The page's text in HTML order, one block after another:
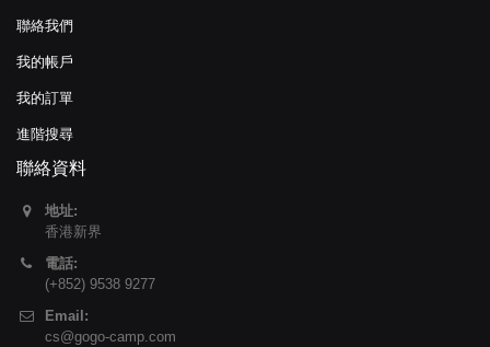
聯絡我們
我的帳戶
我的訂單
進階搜尋
聯絡資料
地址:
香港新界
電話:
(+852) 9538 9277
Email:
cs@gogo-camp.com